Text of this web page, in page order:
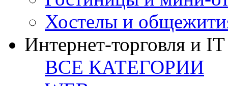
Хостелы и
Интернет-торговля и IT
ВСЕ КАТЕГОРИИ